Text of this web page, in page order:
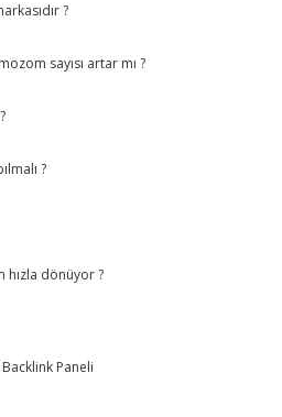
?
sayısı artar mı ?
?
hızla dönüyor ?